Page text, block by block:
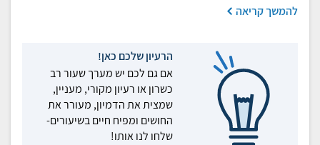
להמשך קריאה
הרעיון שלכם כאן!
אם גם לכם יש מערך שעור רב
כשרון או רעיון מקורי, מעניין,
שמצית את הדמיון, מעורר את
החושים ומפיח חיים בשיעורים-
שלחו לנו אותו!